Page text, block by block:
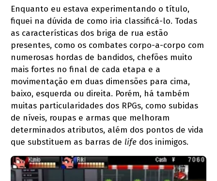
Enquanto eu estava experimentando o título,
fiquei na dúvida de como iria classificá-lo. Todas
as características dos briga de rua estão
presentes, como os combates corpo-a-corpo com
numerosas hordas de bandidos, chefões muito
mais fortes no final de cada etapa e a
movimentação em duas dimensões para cima,
baixo, esquerda ou direita. Porém, há também
muitas particularidades dos RPGs, como subidas
de níveis, roupas e armas que melhoram
determinados atributos, além dos pontos de vida
que substituem as barras de life dos inimigos.